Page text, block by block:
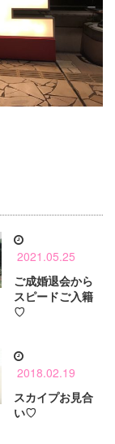
2021.05.25
ご成婚退会から
スピードご入籍
♡
2018.02.19
スカイプお見合
い♡